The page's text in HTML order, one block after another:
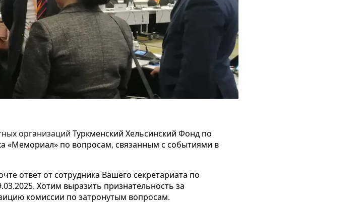
организаций Туркменский Хельсинский Фонд по
«Мемориал» по вопросам, связанным с событиями в
ответ от сотрудника Вашего секретариата по
Хотим выразить признательность за
комиссии по затронутым вопросам.